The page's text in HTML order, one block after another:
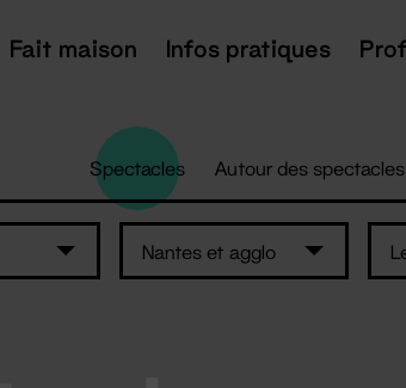
Fait maison Infos pratiques
Spectacles Autour des spectacles
Nantes et agglo